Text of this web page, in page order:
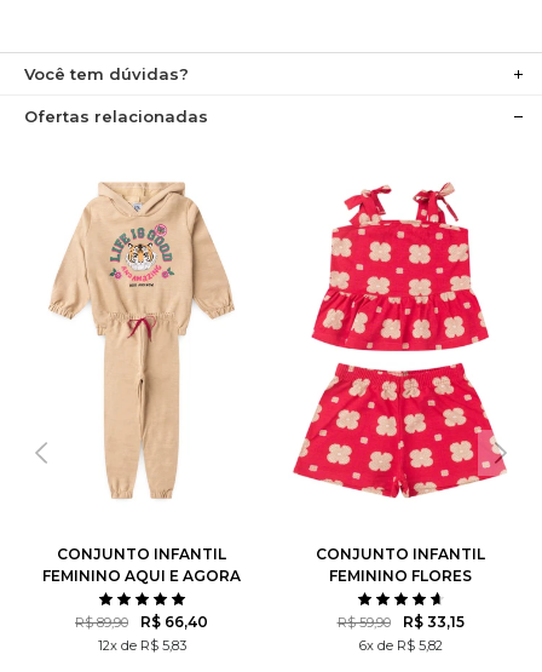
Você tem dúvidas?
Ofertas relacionadas
CONJUNTO INFANTIL
FEMININO AQUI E AGORA
R$ 89,90 R$ 66,40
12x de R$ 5,83
CONJUNTO INFANTIL
FEMININO FLORES
ROTATIVAS
R$ 59,90 R$ 33,15
6x de R$ 5,82